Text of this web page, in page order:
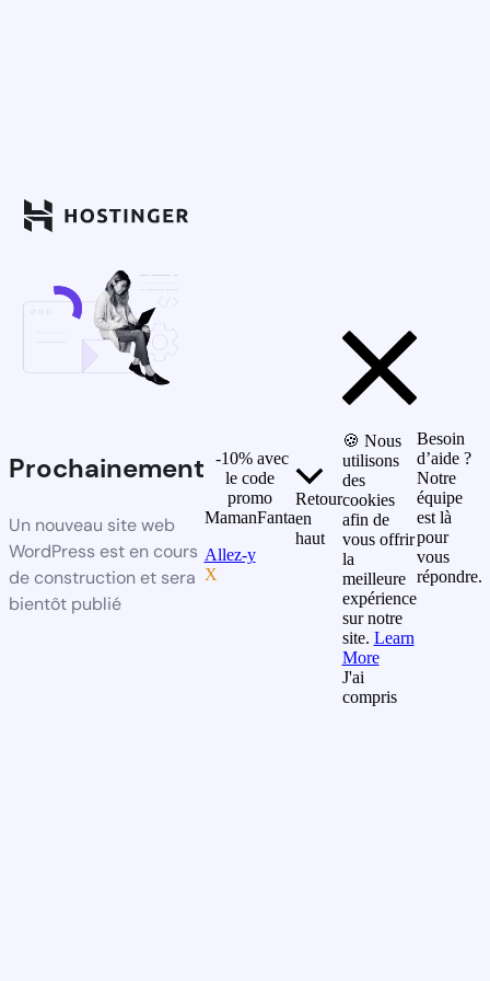
Prochainement
Un nouveau site web
WordPress est en cours
de construction et sera
bientôt publié
-10% avec
le code
promo
MamanFanta
Allez-y
X
Retour
en
haut
🍪 Nous
utilisons
des
cookies
afin de
vous offrir
la
meilleure
expérience
sur notre
site. Learn
More
J'ai
compris
Besoin
d’aide ?
Notre
équipe
est là
pour
vous
répondre.